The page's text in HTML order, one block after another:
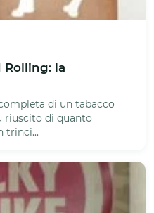
Rolling: la
di un tabacco
riuscito di quanto
trinci...